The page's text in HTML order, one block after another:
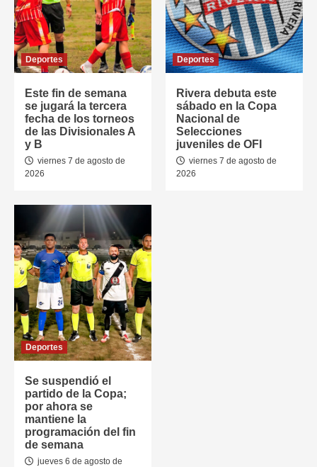
Deportes
Este fin de semana
se jugará la tercera
fecha de los torneos
de las Divisionales A
y B
viernes 7 de agosto de
2026
Deportes
Rivera debuta este
sábado en la Copa
Nacional de
Selecciones
juveniles de OFI
viernes 7 de agosto de
2026
Deportes
Se suspendió el
partido de la Copa;
por ahora se
mantiene la
programación del fin
de semana
jueves 6 de agosto de